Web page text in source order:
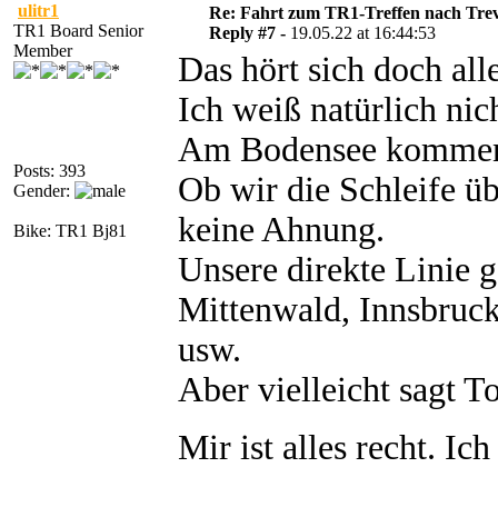
ulitr1
TR1 Board Senior
Member
Posts: 393
Gender:
Bike: TR1 Bj81
Re: Fahrt zum TR1-Treffen nach
Reply #7 - 19.05.22 at 16:44:53
Das hört sich doch
Ich weiß natürlich
Am Bodensee
Ob wir die Schleife
keine Ahnung.
Unsere direkte Linie
Mittenwald,
usw.
Aber vielleicht sagt
Mir ist alles recht.